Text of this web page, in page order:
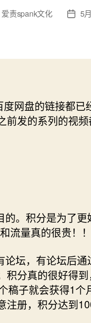
爱责spank文化
发 5
网盘的链接都已
前发的系列的视
的。积分是为了
流量真的很贵！！
论坛，有论坛后
积分真的很好得
稿子就会获得1个
注册，积分达到